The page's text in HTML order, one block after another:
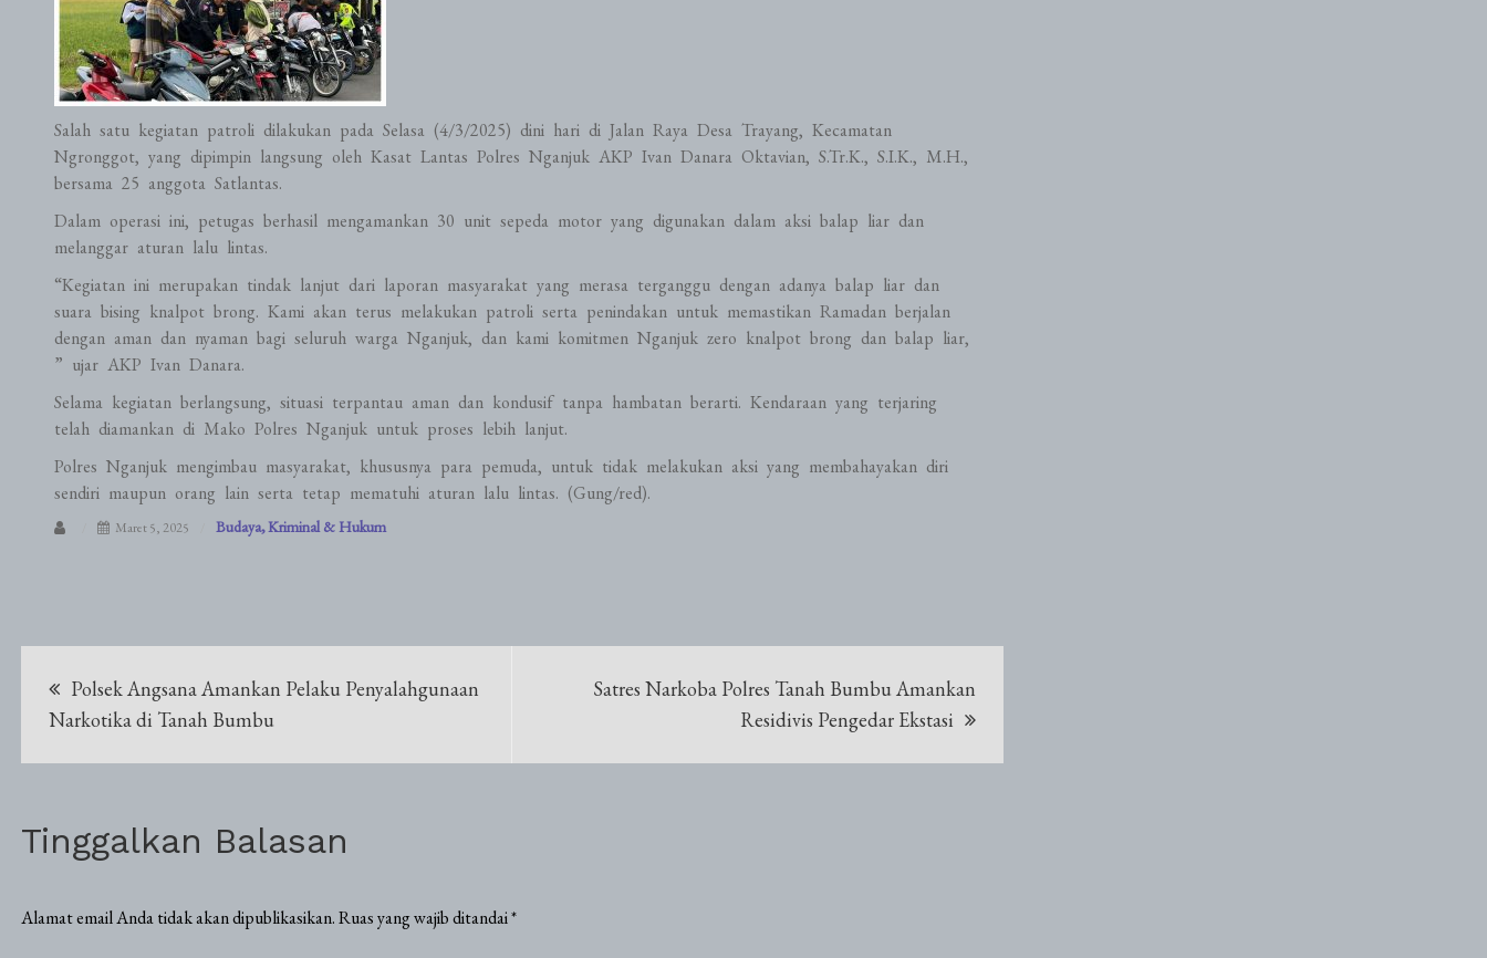
Salah satu kegiatan patroli dilakukan pada Selasa (4/3/2025) dini hari di Jalan Raya Desa Trayang, Kecamatan
Ngronggot, yang dipimpin langsung oleh Kasat Lantas Polres Nganjuk AKP Ivan Danara Oktavian, S.Tr.K., S.I.K., M.H.,
bersama 25 anggota Satlantas.
Dalam operasi ini, petugas berhasil mengamankan 30 unit sepeda motor yang digunakan dalam aksi balap liar dan
melanggar aturan lalu lintas.
“Kegiatan ini merupakan tindak lanjut dari laporan masyarakat yang merasa terganggu dengan adanya balap liar dan
suara bising knalpot brong. Kami akan terus melakukan patroli serta penindakan untuk memastikan Ramadan berjalan
dengan aman dan nyaman bagi seluruh warga Nganjuk, dan kami komitmen Nganjuk zero knalpot brong dan balap liar,
” ujar AKP Ivan Danara.
Selama kegiatan berlangsung, situasi terpantau aman dan kondusif tanpa hambatan berarti. Kendaraan yang terjaring
telah diamankan di Mako Polres Nganjuk untuk proses lebih lanjut.
Polres Nganjuk mengimbau masyarakat, khususnya para pemuda, untuk tidak melakukan aksi yang membahayakan diri
sendiri maupun orang lain serta tetap mematuhi aturan lalu lintas. (Gung/red).
Maret 5, 2025 Budaya Kriminal & Hukum
Navigasi
pos
Polsek Angsana Amankan Pelaku Penyalahgunaan
Narkotika di Tanah Bumbu
Satres Narkoba Polres Tanah Bumbu Amankan
Residivis Pengedar Ekstasi
Tinggalkan Balasan
Alamat email Anda tidak akan dipublikasikan.Ruas yang wajib ditandai*